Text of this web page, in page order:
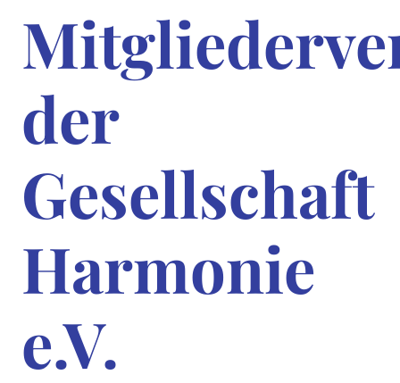
der
Gesellschaft
Harmonie
e.V.